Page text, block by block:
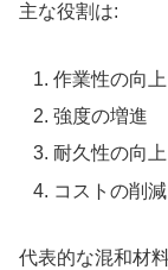
主な役割は:
作業性の向上
強度の増進
耐久性の向上
コストの削減
代表的な混和材料